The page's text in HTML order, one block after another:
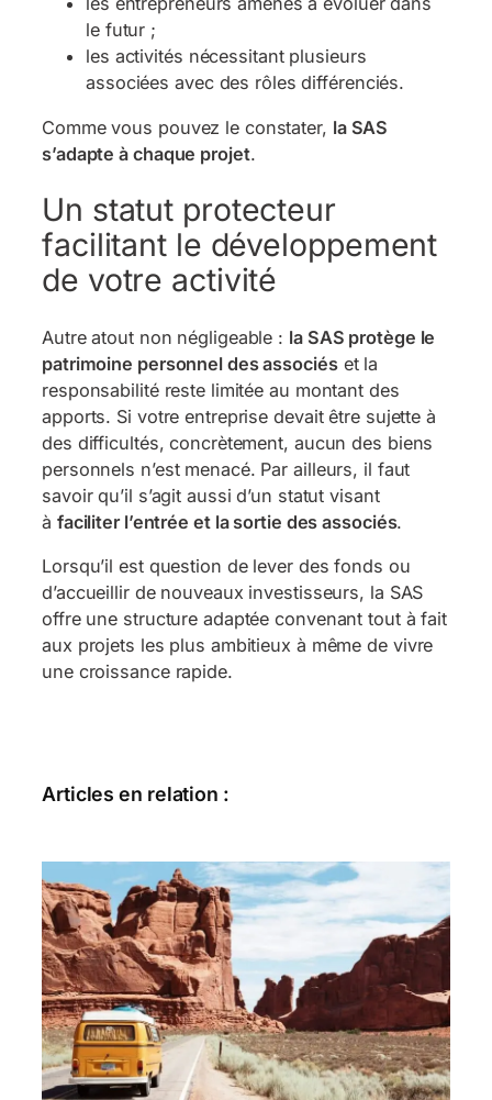
le futur ;
les activités nécessitant plusieurs
associées avec des rôles différenciés.
Comme vous pouvez le constater, la SAS
s’adapte à chaque projet.
Un statut protecteur
facilitant le développement
de votre activité
Autre atout non négligeable : la SAS protège le
patrimoine personnel des associéset la
responsabilité reste limitée au montant des
apports. Si votre entreprise devait être sujette à
des difficultés, concrètement, aucun des biens
personnels n’est menacé. Par ailleurs, il faut
savoir qu’il s’agit aussi d’un statut visant
à faciliter l’entrée et la sortie des associés.
Lorsqu’il est question de lever des fonds ou
d’accueillir de nouveaux investisseurs, la SAS
offre une structure adaptée convenant tout à fait
aux projets les plus ambitieux à même de vivre
une croissance rapide.
Articles en relation :